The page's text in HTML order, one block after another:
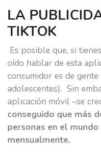
LA
TIKTOK
Es posible que, si
oído hablar de esta
consumidor es de
adolescentes). Sin
aplicación móvil –se
conseguido que más
personas en el
mensualmente.